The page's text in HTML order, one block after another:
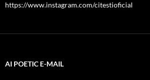
https://www.instagram.com/citestioficial
AI POETIC E-MAIL